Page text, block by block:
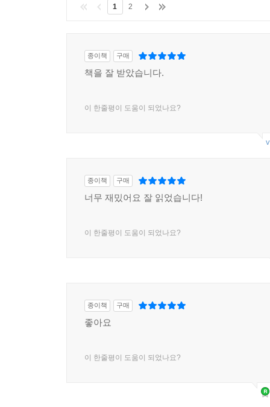
1 2
종이책 구매
책을 잘 받았습니다.
이 한줄평이 도움이 되었나요?
종이책 구매
너무 재밌어요 잘 읽었습니다!
이 한줄평이 도움이 되었나요?
종이책 구매
좋아요
이 한줄평이 도움이 되었나요?